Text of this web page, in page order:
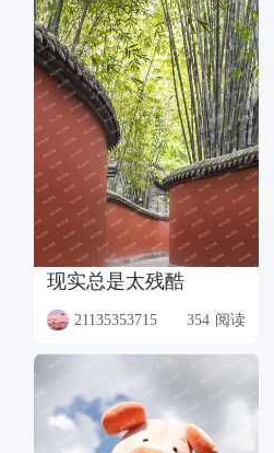
现实总是太残酷
21135353715 354 阅读